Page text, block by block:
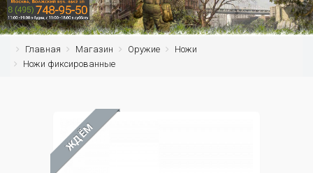
Главная Магазин Оружие
Ножи
Ножи фиксированные
ЖДЁМ